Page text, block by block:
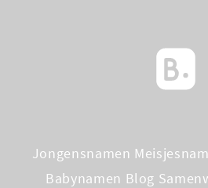
Jongensnamen
Babynamen Blog